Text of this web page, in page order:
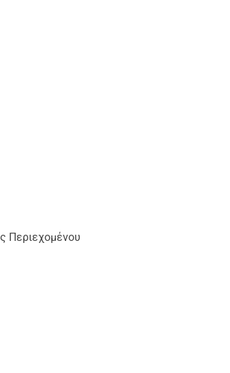
Περιεχομένου